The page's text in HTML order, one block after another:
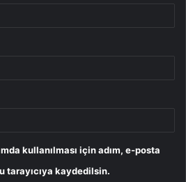
kullanılması için adım, e-posta
tarayıcıya kaydedilsin.